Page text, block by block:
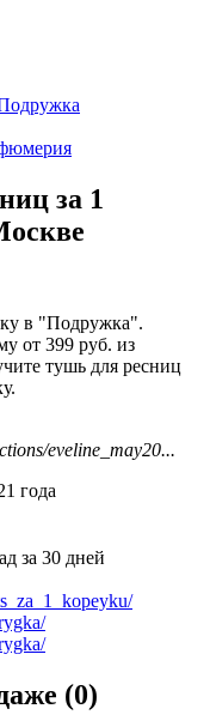
за 1
в "Подружка".
от 399 руб. из
тушь для ресниц
eveline_may20...
года
за 30 дней
(0)